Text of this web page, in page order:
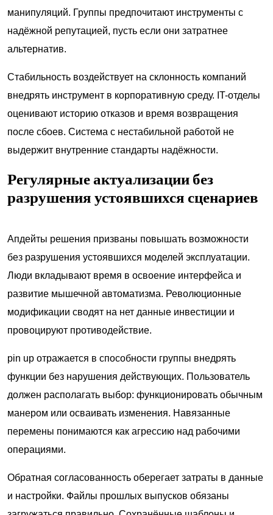
манипуляций. Группы предпочитают инструменты с
надёжной репутацией, пусть если они затратнее
альтернатив.
Стабильность воздействует на склонность компаний
внедрять инструмент в корпоративную среду. IT-отделы
оценивают историю отказов и время возвращения
после сбоев. Система с нестабильной работой не
выдержит внутренние стандарты надёжности.
Регулярные актуализации без
разрушения устоявшихся сценариев
Апдейты решения призваны повышать возможности
без разрушения устоявшихся моделей эксплуатации.
Люди вкладывают время в освоение интерфейса и
развитие мышечной автоматизма. Революционные
модификации сводят на нет данные инвестиции и
провоцируют противодействие.
pin up отражается в способности группы внедрять
функции без нарушения действующих. Пользователь
должен располагать выбор: функционировать обычным
манером или осваивать изменения. Навязанные
перемены понимаются как агрессию над рабочими
операциями.
Обратная согласованность оберегает затраты в данные
и настройки. Файлы прошлых выпусков обязаны